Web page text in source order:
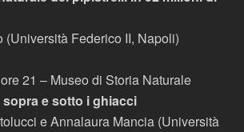
(Università Federico II, Napoli)
21 – Museo di Storia Naturale
e sotto i ghiacci
e Annalaura Mancia (Università